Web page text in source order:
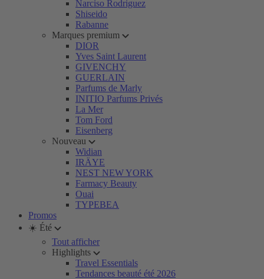
Narciso Rodriguez
Shiseido
Rabanne
Marques premium
DIOR
Yves Saint Laurent
GIVENCHY
GUERLAIN
Parfums de Marly
INITIO Parfums Privés
La Mer
Tom Ford
Eisenberg
Nouveau
Widian
IRÄYE
NEST NEW YORK
Farmacy Beauty
Ouai
TYPEBEA
Promos
☀️ Été
Tout afficher
Highlights
Travel Essentials
Tendances beauté été 2026